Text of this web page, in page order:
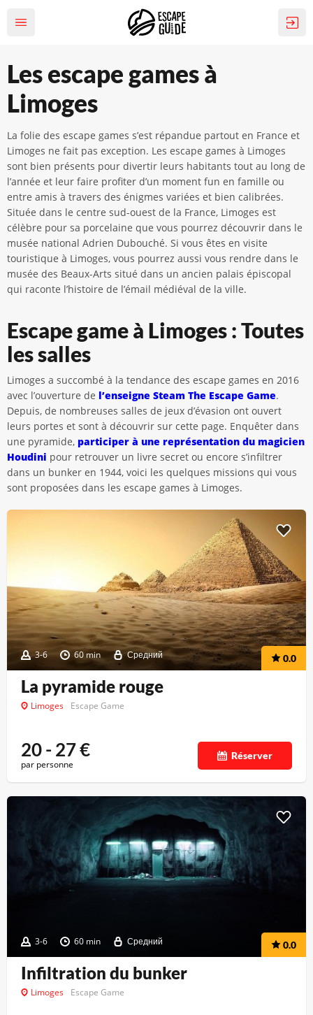
Les escape games à
Limoges
La folie des escape games s’est répandue partout en France et
Limoges ne fait pas exception. Les escape games à Limoges
sont bien présents pour divertir leurs habitants tout au long de
l’année et leur faire profiter d’un moment fun en famille ou
entre amis à travers des énigmes variées et bien calibrées.
Située dans le centre sud-ouest de la France, Limoges est
célèbre pour sa porcelaine que vous pourrez découvrir dans le
musée national Adrien Dubouché. Si vous êtes en visite
touristique à Limoges, vous pourrez aussi vous rendre dans le
musée des Beaux-Arts situé dans un ancien palais épiscopal
qui raconte l’histoire de l’émail médiéval de la ville.
Escape game à Limoges : Toutes
les salles
Limoges a succombé à la tendance des escape games en 2016
avec l’ouverture de l’enseigne Steam The Escape Game.
Depuis, de nombreuses salles de jeux d’évasion ont ouvert
leurs portes et sont à découvrir sur cette page. Enquêter dans
une pyramide, participer à une représentation du magicien
Houdini pour retrouver un livre secret ou encore s’infiltrer
dans un bunker en 1944, voici les quelques missions qui vous
sont proposées dans les escape games à Limoges.
3-6 60 min Средний 0.0
La pyramide rouge
Limoges Escape Game
20 - 27€
par personne
Réserver
3-6 60 min Средний 0.0
Infiltration du bunker
Limoges Escape Game